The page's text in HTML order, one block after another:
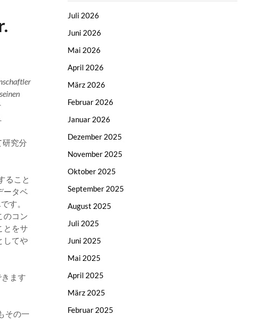
研究分
ること
ータベ
す。
のコン
とをサ
してや
ます
その一
Juli 2026
Juni 2026
Mai 2026
April 2026
März 2026
Februar 2026
Januar 2026
Dezember 2025
November 2025
Oktober 2025
September 2025
August 2025
Juli 2025
Juni 2025
Mai 2025
April 2025
März 2025
Februar 2025